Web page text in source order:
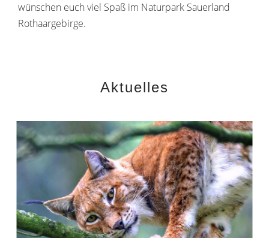
wünschen euch viel Spaß im Naturpark Sauerland
Rothaargebirge.
Aktuelles